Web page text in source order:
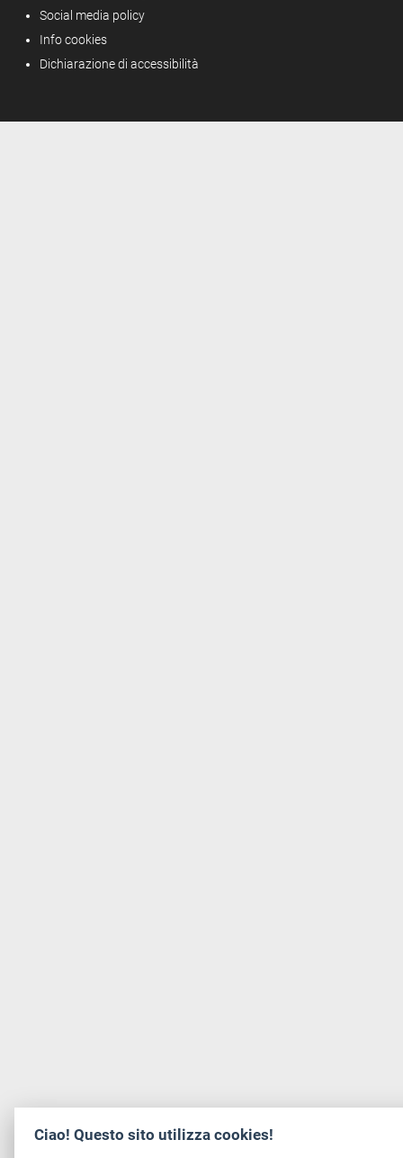
Social media policy
Info cookies
Dichiarazione di accessibilità
Ciao! Questo sito utilizza cookies!